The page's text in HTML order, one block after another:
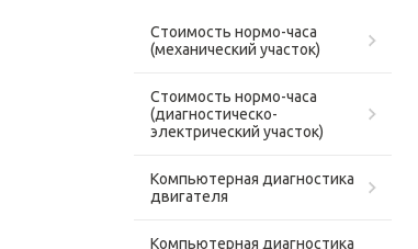
Стоимость нормо-часа
(механический участок)
Стоимость нормо-часа
(диагностическо-
электрический участок)
Компьютерная диагностика
двигателя
Компьютерная диагностика